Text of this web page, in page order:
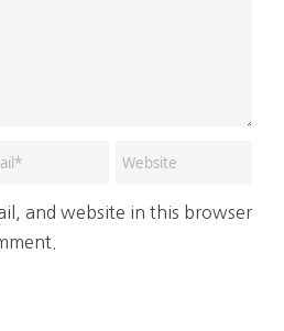
and website in this browser